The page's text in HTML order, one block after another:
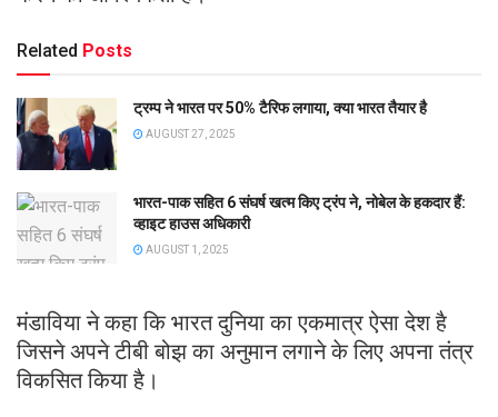
Related Posts
ट्रम्प ने भारत पर 50% टैरिफ लगाया, क्या भारत तैयार है
AUGUST 27, 2025
भारत-पाक सहित 6 संघर्ष खत्म किए ट्रंप ने, नोबेल के हकदार हैं:
व्हाइट हाउस अधिकारी
AUGUST 1, 2025
मंडाविया ने कहा कि भारत दुनिया का एकमात्र ऐसा देश है
जिसने अपने टीबी बोझ का अनुमान लगाने के लिए अपना तंत्र
विकसित किया है।